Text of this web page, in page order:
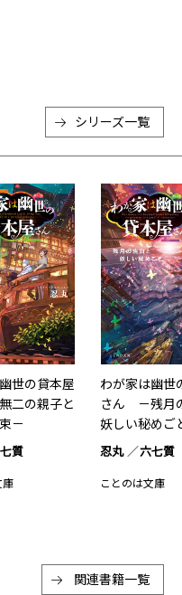
シリーズ一覧
世の貸本屋
二の親子と
－
質
庫
わが家は幽世
さん －残月
妖しい秘めご
忍丸 六七質
ことのは文庫
関連書籍一覧